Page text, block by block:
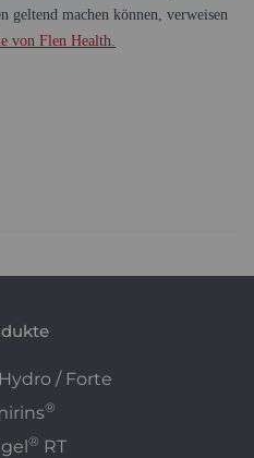
Hydro / Forte
®
® RT